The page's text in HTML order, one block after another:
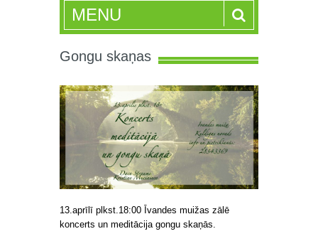
MENU
Gongu skaņas
13.aprīlī plkst.18:00 Īvandes muižas zālē
koncerts un meditācija gongu skaņās.